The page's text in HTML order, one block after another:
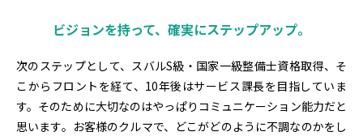
ビジョンを持って、確実にステップアップ。
次のステップとして、スバルS級・国家一級整備士資格取得、そ
こからフロントを経て、10年後はサービス課長を目指していま
す。そのために大切なのはやっぱりコミュニケーション能力だと
思います。お客様のクルマで、どこがどのように不調なのかをし